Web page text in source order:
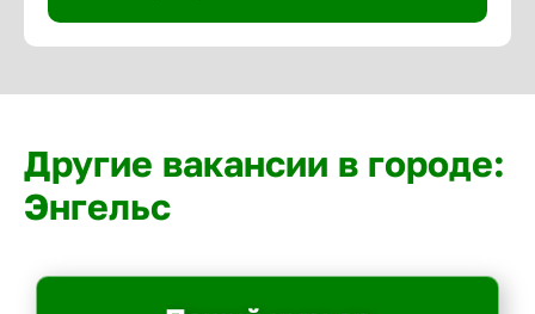
Другие вакансии в городе:
Энгельс